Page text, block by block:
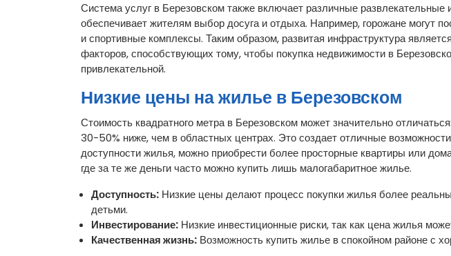
Система услуг в Березовском также включает различные развлекательные
обеспечивает жителям выбор досуга и отдыха. Например, горожане могут
и спортивные комплексы. Таким образом, развитая инфраструктура
факторов, способствующих тому, чтобы покупка недвижимости в
привлекательной.
Низкие цены на жилье в Березовском
Стоимость квадратного метра в Березовском может значительно
30-50% ниже, чем в областных центрах. Это создает отличные
доступности жилья, можно приобрести более просторные квартиры или
где за те же деньги часто можно купить лишь малогабаритное жилье.
Доступность: Низкие цены делают процесс покупки жилья более
детьми.
Инвестирование: Низкие инвестиционные риски, так как цена жилья
Качественная жизнь: Возможность купить жилье в спокойном районе с